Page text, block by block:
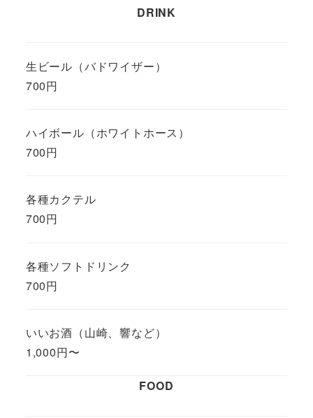
DRINK
生ビール（バドワイザー）
700円
ハイボール（ホワイトホース）
700円
各種カクテル
700円
各種ソフトドリンク
700円
いいお酒（山崎、響など）
1,000円〜
FOOD